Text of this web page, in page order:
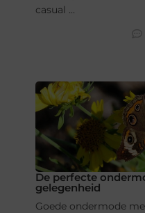
casual ...
De perfecte
gelegenheid
Goede ondermode